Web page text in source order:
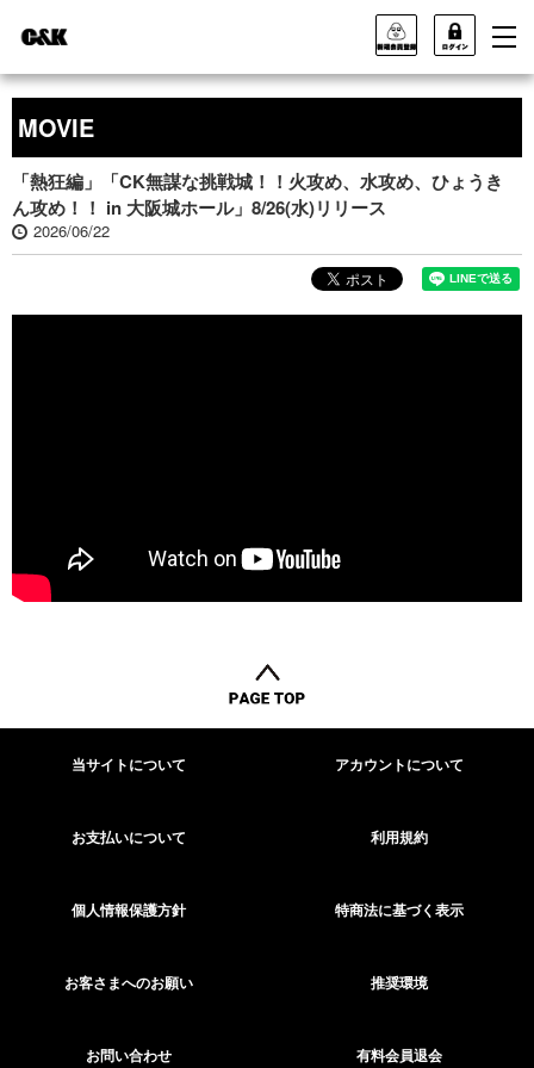
MOVIE
「熱狂編」「CK無謀な挑戦城！！火攻め、水攻め、ひょうき
ん攻め！！ in 大阪城ホール」8/26(水)リリース
2026/06/22
当サイトについて アカウントについて
お支払いについて 利用規約
個人情報保護方針 特商法に基づく表示
お客さまへのお願い 推奨環境
お問い合わせ 有料会員退会